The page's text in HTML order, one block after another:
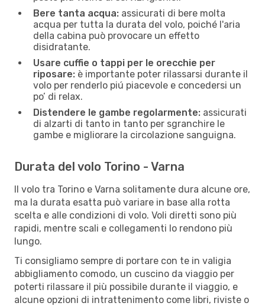
Bere tanta acqua: assicurati di bere molta
acqua per tutta la durata del volo, poiché l'aria
della cabina può provocare un effetto
disidratante.
Usare cuffie o tappi per le orecchie per
riposare: è importante poter rilassarsi durante il
volo per renderlo piú piacevole e concedersi un
po’ di relax.
Distendere le gambe regolarmente: assicurati
di alzarti di tanto in tanto per sgranchire le
gambe e migliorare la circolazione sanguigna.
Durata del volo Torino - Varna
Il volo tra Torino e Varna solitamente dura alcune ore,
ma la durata esatta può variare in base alla rotta
scelta e alle condizioni di volo. Voli diretti sono più
rapidi, mentre scali e collegamenti lo rendono più
lungo.
Ti consigliamo sempre di portare con te in valigia
abbigliamento comodo, un cuscino da viaggio per
poterti rilassare il più possibile durante il viaggio, e
alcune opzioni di intrattenimento come libri, riviste o